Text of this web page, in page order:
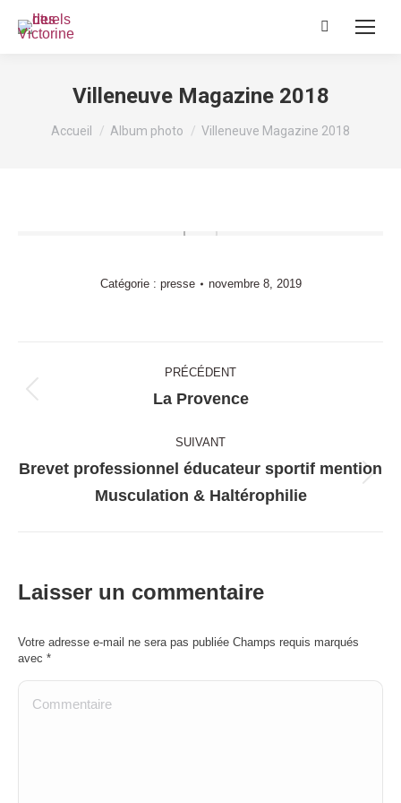
Recherche
Villeneuve Magazine 2018
Vous êtes ici :
Accueil Album photo Villeneuve Magazine 2018
Catégorie : presse novembre 8, 2019
Navigation
album
PRÉCÉDENT
Album
:
La Provence
SUIVANT
suivant
Brevet professionnel éducateur sportif mention
Musculation & Haltérophilie
Laisser un commentaire
Votre adresse e-mail ne sera pas publiée Champs requis marqués
avec *